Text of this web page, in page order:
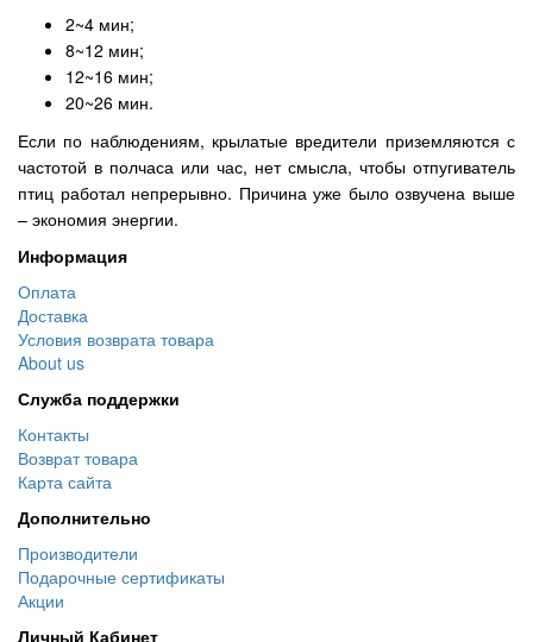
2~4 мин;
8~12 мин;
12~16 мин;
20~26 мин.
Если по наблюдениям, крылатые вредители приземляются с
частотой в полчаса или час, нет смысла, чтобы отпугиватель
птиц работал непрерывно. Причина уже было озвучена выше
– экономия энергии.
Информация
Оплата
Доставка
Условия возврата товара
About us
Служба поддержки
Контакты
Возврат товара
Карта сайта
Дополнительно
Производители
Подарочные сертификаты
Акции
Личный Кабинет